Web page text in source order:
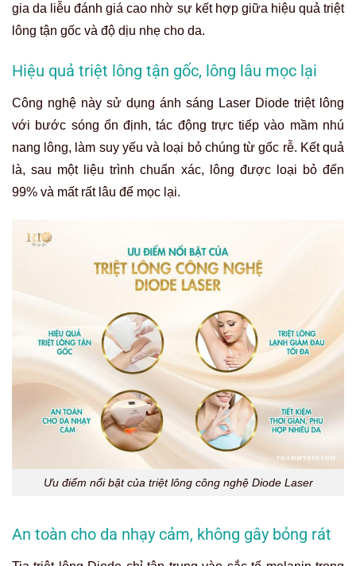
gia da liễu đánh giá cao nhờ sự kết hợp giữa hiệu quả triệt
lông tận gốc và độ dịu nhẹ cho da.
Hiệu quả triệt lông tận gốc, lông lâu mọc lại
Công nghệ này sử dụng ánh sáng Laser Diode triệt lông
với bước sóng ổn định, tác động trực tiếp vào mầm nhú
nang lông, làm suy yếu và loại bỏ chúng từ gốc rễ. Kết quả
là, sau một liệu trình chuẩn xác, lông được loại bỏ đến
99% và mất rất lâu để mọc lại.
Ưu điểm nổi bật của triệt lông công nghệ Diode Laser
An toàn cho da nhạy cảm, không gây bỏng rát